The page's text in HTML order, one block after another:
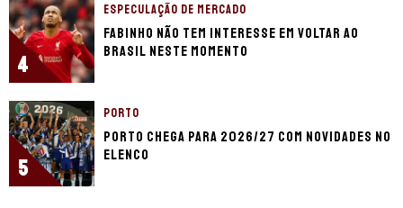
4
ESPECULAÇÃO DE MERCADO
Fabinho não tem interesse em voltar ao
Brasil neste momento
5
PORTO
Porto chega para 2026/27 com novidades no
elenco